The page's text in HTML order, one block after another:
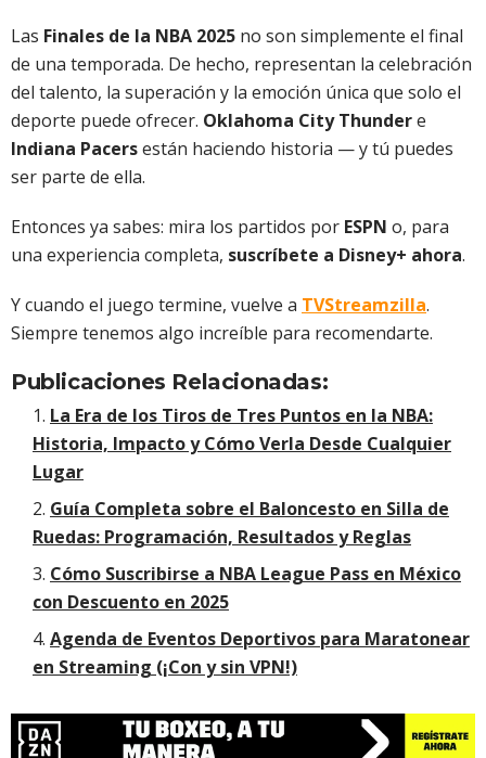
Las Finales de la NBA 2025 no son simplemente el final
de una temporada. De hecho, representan la celebración
del talento, la superación y la emoción única que solo el
deporte puede ofrecer. Oklahoma City Thundere
Indiana Pacersestán haciendo historia — y tú puedes
ser parte de ella.
Entonces ya sabes: mira los partidos por ESPN o, para
una experiencia completa, suscríbete a Disney+ ahora.
Y cuando el juego termine, vuelve a TVStreamzilla.
Siempre tenemos algo increíble para recomendarte.
Publicaciones Relacionadas:
La Era de los Tiros de Tres Puntos en la NBA:
Historia, Impacto y Cómo Verla Desde Cualquier
Lugar
Guía Completa sobre el Baloncesto en Silla de
Ruedas: Programación, Resultados y Reglas
Cómo Suscribirse a NBA League Pass en México
con Descuento en 2025
Agenda de Eventos Deportivos para Maratonear
en Streaming (¡Con y sin VPN!)